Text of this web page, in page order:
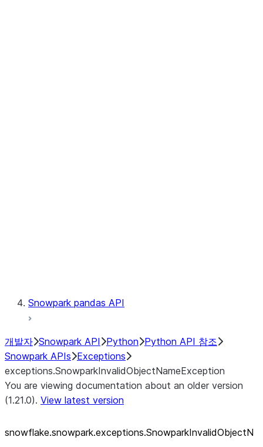
Snowpark pandas API
개발자 Snowpark API Python Python API 참조
Snowpark APIs Exceptions
exceptions.SnowparkInvalidObjectNameException
You are viewing documentation about an older version
(1.21.0). View latest version
snowflake.snowpark.exceptions.SnowparkInvalidObjectN